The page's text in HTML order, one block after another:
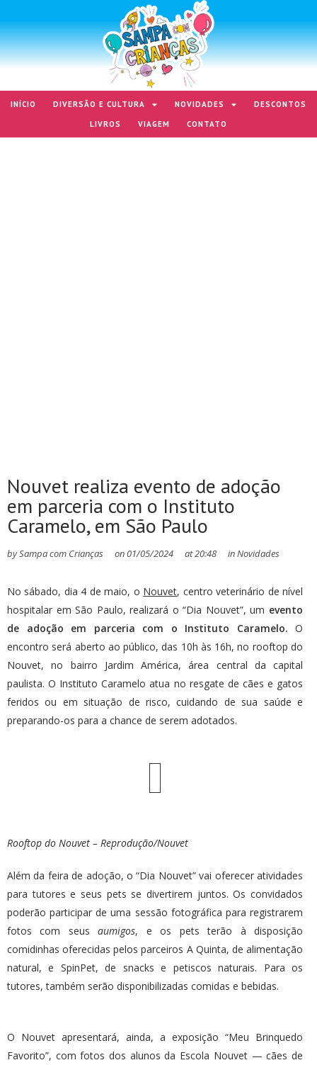
INÍCIO DIVERSÃO E CULTURA NOVIDADES
DESCONTOS
LIVROS
VIAGEM CONTATO
Nouvet realiza evento de adoção
em parceria com o Instituto
Caramelo, em São Paulo
bySampa com Crianças on01/05/2024 at20:48 inNovidades
No sábado, dia 4 de maio, o Nouvet, centro veterinário de nível
hospitalar em São Paulo, realizará o “Dia Nouvet”, um evento
de adoção em parceria com o Instituto Caramelo. O
encontro será aberto ao público, das 10h às 16h, no rooftop do
Nouvet, no bairro Jardim América, área central da capital
paulista. O Instituto Caramelo atua no resgate de cães e gatos
feridos ou em situação de risco, cuidando de sua saúde e
preparando-os para a chance de serem adotados.
Rooftop do Nouvet – Reprodução/Nouvet
Além da feira de adoção, o “Dia Nouvet” vai oferecer atividades
para tutores e seus pets se divertirem juntos. Os convidados
poderão participar de uma sessão fotográfica para registrarem
fotos com seusaumigos, e os pets terão à disposição
comidinhas oferecidas pelos parceiros A Quinta, de alimentação
natural, e SpinPet, de snacks e petiscos naturais. Para os
tutores, também serão disponibilizadas comidas e bebidas.
O Nouvet apresentará, ainda, a exposição “Meu Brinquedo
Favorito”, com fotos dos alunos da Escola Nouvet — cães de